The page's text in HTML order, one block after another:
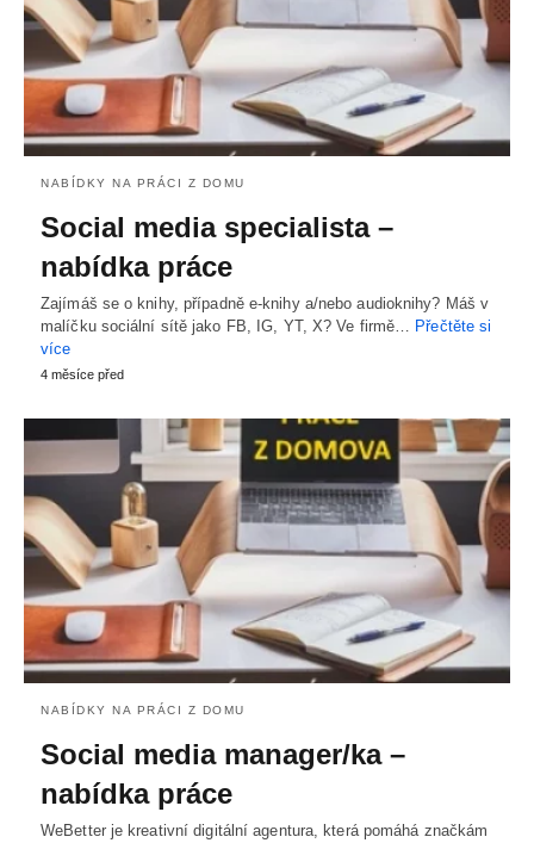
NABÍDKY NA PRÁCI Z DOMU
Social media specialista –
nabídka práce
Zajímáš se o knihy, případně e-knihy a/nebo audioknihy? Máš v
malíčku sociální sítě jako FB, IG, YT, X? Ve firmě… Přečtěte si
více
4 měsíce před
NABÍDKY NA PRÁCI Z DOMU
Social media manager/ka –
nabídka práce
WeBetter je kreativní digitální agentura, která pomáhá značkám